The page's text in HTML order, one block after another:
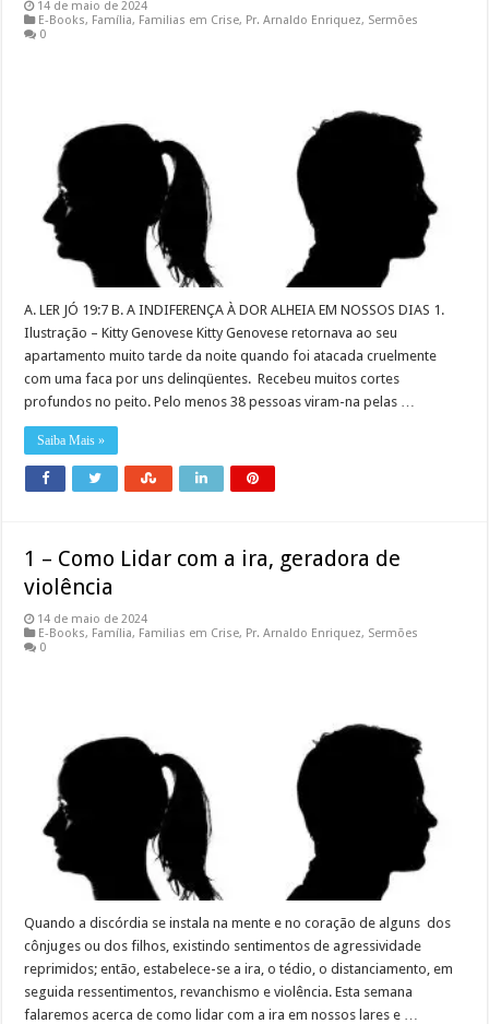
14 de maio de 2024
E-Books, Família, Familias em Crise, Pr. Arnaldo Enriquez, Sermões
0
A. LER JÓ 19:7 B. A INDIFERENÇA À DOR ALHEIA EM NOSSOS DIAS 1.
Ilustração – Kitty Genovese Kitty Genovese retornava ao seu
apartamento muito tarde da noite quando foi atacada cruelmente
com uma faca por uns delinqüentes. Recebeu muitos cortes
profundos no peito. Pelo menos 38 pessoas viram-na pelas …
Saiba Mais »
1 – Como Lidar com a ira, geradora de
violência
14 de maio de 2024
E-Books, Família, Familias em Crise, Pr. Arnaldo Enriquez, Sermões
0
Quando a discórdia se instala na mente e no coração de alguns dos
cônjuges ou dos filhos, existindo sentimentos de agressividade
reprimidos; então, estabelece-se a ira, o tédio, o distanciamento, em
seguida ressentimentos, revanchismo e violência. Esta semana
falaremos acerca de como lidar com a ira em nossos lares e …